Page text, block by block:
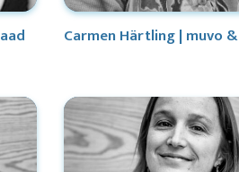
Carmen Härtling | muvo